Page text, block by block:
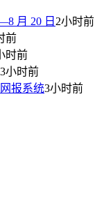
月 20 日 2小时前
前
时前
3小时前
报系统3小时前